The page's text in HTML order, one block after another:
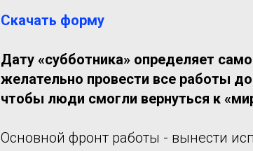
Скачать форму
Дату «субботника» определяет
желательно провести все работы
чтобы люди смогли вернуться к
Основной фронт работы - вынести